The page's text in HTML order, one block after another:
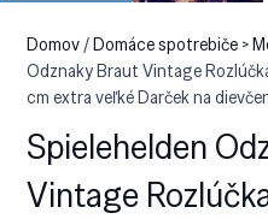
Domov/Domáce spotrebiče >
Odznaky Braut Vintage
cm extra veľké Darček na
Spielehelden
Vintage